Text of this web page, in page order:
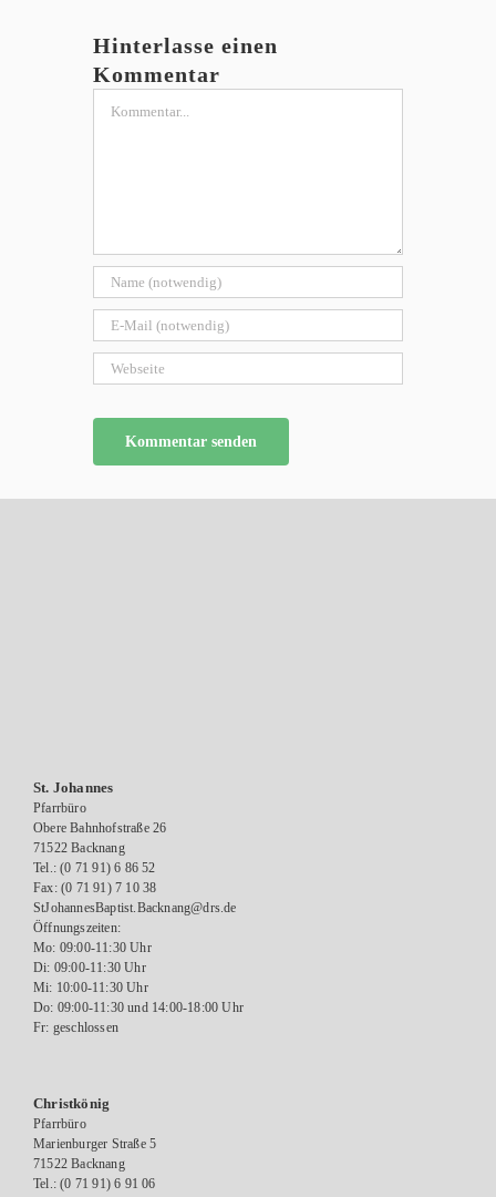
Hinterlasse einen
Kommentar
St. Johannes
Pfarrbüro
Obere Bahnhofstraße 26
71522 Backnang
Tel.: (0 71 91) 6 86 52
Fax: (0 71 91) 7 10 38
StJohannesBaptist.Backnang@drs.de
Öffnungszeiten:
Mo: 09:00-11:30 Uhr
Di: 09:00-11:30 Uhr
Mi: 10:00-11:30 Uhr
Do: 09:00-11:30 und 14:00-18:00 Uhr
Fr: geschlossen
Christkönig
Pfarrbüro
Marienburger Straße 5
71522 Backnang
Tel.: (0 71 91) 6 91 06